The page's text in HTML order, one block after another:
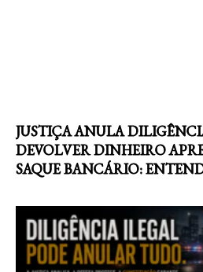
JUSTIÇA ANULA
DEVOLVER DINHEIRO
SAQUE BANCÁRIO: